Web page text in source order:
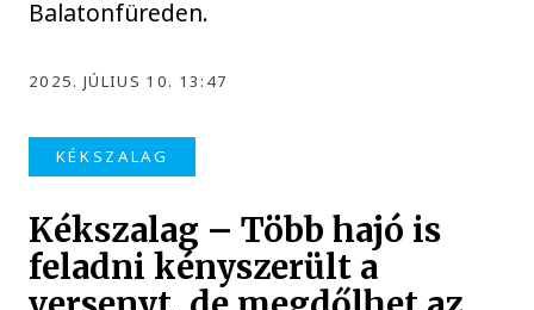
Balatonfüreden.
2025. JÚLIUS 10. 13:47
KÉKSZALAG
Kékszalag – Több hajó is
feladni kényszerült a